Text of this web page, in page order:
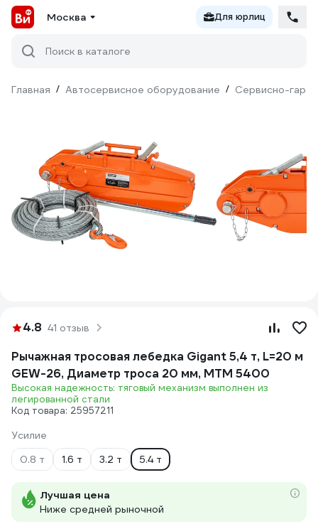
Москва Для юрлиц
Поиск в каталоге
Главная / Автосервисное оборудование / Сервисно-
4.8 41 отзыв
Рычажная тросовая лебедка Gigant 5,4 т, L=20 м
GEW-26, Диаметр троса 20 мм, МТМ 5400
Высокая надежность: тяговый механизм выполнен из
легированной стали
Код товара: 25957211
Усилие
0.8 т
1.6 т 3.2 т 5.4 т
Лучшая цена
Ниже средней рыночной